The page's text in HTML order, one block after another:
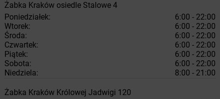
Żabka Kraków osiedle Stalowe 4
Poniedziałek:
6:00 - 22:00
Wtorek:
6:00 - 22:00
Środa:
6:00 - 22:00
Czwartek:
6:00 - 22:00
Piątek:
6:00 - 22:00
Sobota:
6:00 - 22:00
Niedziela:
8:00 - 21:00
Żabka Kraków Królowej Jadwigi 120